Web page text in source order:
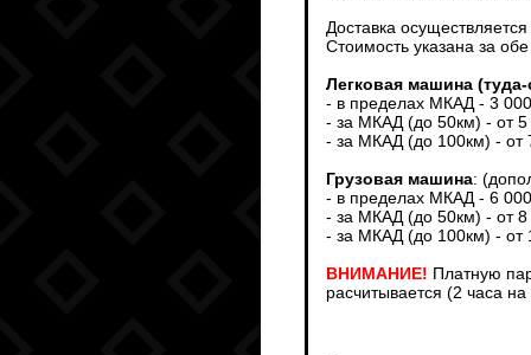
Доставка
Стоимость указана за
Легковая машина
- в пределах МКАД - 3
- за МКАД (до 50км) - от 5
- за МКАД (до 100км) - от
Грузовая машина:
- в пределах МКАД - 6
- за МКАД (до 50км) - от 8
- за МКАД (до 100км) - от
ВНИМАНИЕ! Платную
расчитывается (2 часа